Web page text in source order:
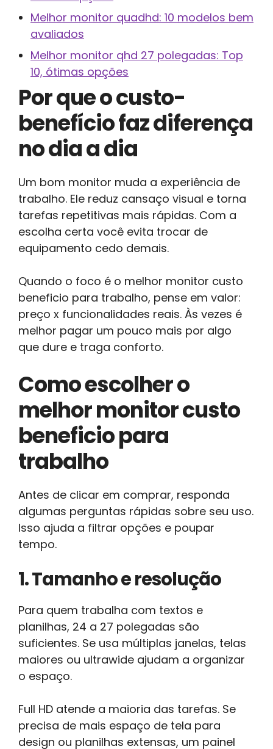
Melhor monitor quadhd: 10 modelos bem
avaliados
Melhor monitor qhd 27 polegadas: Top
10, ótimas opções
Por que o custo-
benefício faz diferença
no dia a dia
Um bom monitor muda a experiência de
trabalho. Ele reduz cansaço visual e torna
tarefas repetitivas mais rápidas. Com a
escolha certa você evita trocar de
equipamento cedo demais.
Quando o foco é o melhor monitor custo
beneficio para trabalho, pense em valor:
preço x funcionalidades reais. Às vezes é
melhor pagar um pouco mais por algo
que dure e traga conforto.
Como escolher o
melhor monitor custo
beneficio para
trabalho
Antes de clicar em comprar, responda
algumas perguntas rápidas sobre seu uso.
Isso ajuda a filtrar opções e poupar
tempo.
1. Tamanho e resolução
Para quem trabalha com textos e
planilhas, 24 a 27 polegadas são
suficientes. Se usa múltiplas janelas, telas
maiores ou ultrawide ajudam a organizar
o espaço.
Full HD atende a maioria das tarefas. Se
precisa de mais espaço de tela para
design ou planilhas extensas, um painel